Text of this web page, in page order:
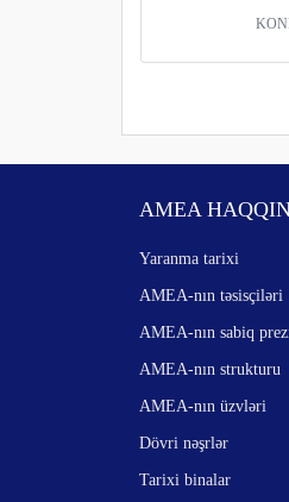
AMEA
Yaranma tarixi
AMEA-nın təsisçiləri
AMEA-nın sabiq
AMEA-nın strukturu
AMEA-nın üzvləri
Dövri nəşrlər
Tarixi binalar